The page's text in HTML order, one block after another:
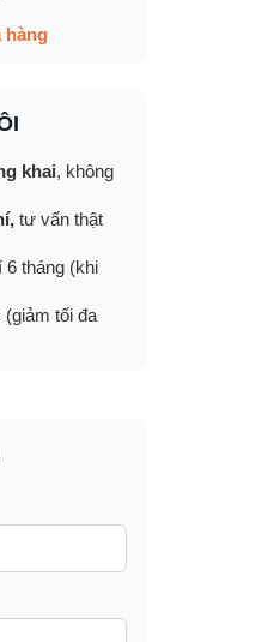
hàng
khai, không
tư vấn thật
6 tháng (khi
tối đa